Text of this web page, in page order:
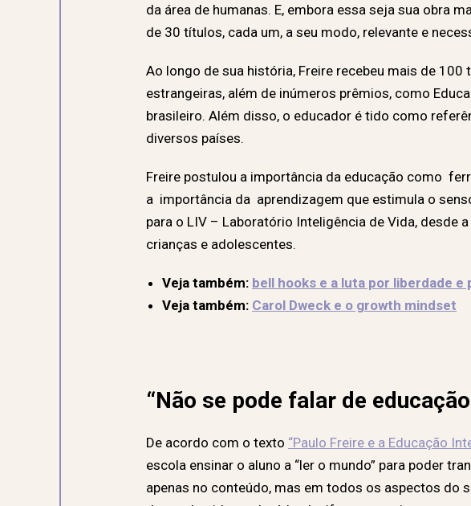
da área de humanas. E, embora essa seja sua obra
de 30 títulos, cada um, a seu modo, relevante e
Ao longo de sua história, Freire recebeu mais de 100
estrangeiras, além de inúmeros prêmios, como
brasileiro. Além disso, o educador é tido como
diversos países.
Freire postulou a importância da educação como
a importância da aprendizagem que estimula o
para o LIV – Laboratório Inteligência de Vida, desde
crianças e adolescentes.
Veja também: bell hooks e a luta por liberdade
Veja também: Carol Dweck e o growth mindset
“Não se pode falar de
De acordo com o texto “Paulo Freire e a Educação
escola ensinar o aluno a “ler o mundo” para poder
apenas no conteúdo, mas em todos os aspectos do